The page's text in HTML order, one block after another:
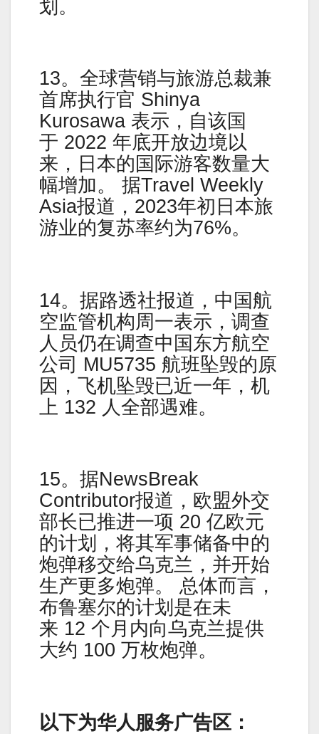
划。
13。全球营销与旅游总裁兼
首席执行官 Shinya
Kurosawa 表示，自该国
于 2022 年底开放边境以
来，日本的国际游客数量大
幅增加。 据Travel Weekly
Asia报道，2023年初日本旅
游业的复苏率约为76%。
14。据路透社报道，中国航
空监管机构周一表示，调查
人员仍在调查中国东方航空
公司 MU5735 航班坠毁的原
因，飞机坠毁已近一年，机
上 132 人全部遇难。
15。据NewsBreak
Contributor报道，欧盟外交
部长已推进一项 20 亿欧元
的计划，将其军事储备中的
炮弹移交给乌克兰，并开始
生产更多炮弹。 总体而言，
布鲁塞尔的计划是在未
来 12 个月内向乌克兰提供
大约 100 万枚炮弹。
以下为华人服务广告区：